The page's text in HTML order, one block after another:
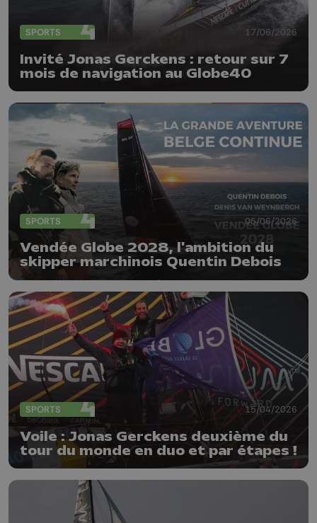
SPORTS 17/06/2026
Invité Jonas Gerckens : retour sur 7
mois de navigation au Globe40
SPORTS 05/06/2026
Vendée Globe 2028, l'ambition du
skipper marchinois Quentin Debois
SPORTS 15/04/2026
Voile : Jonas Gerckens deuxième du
tour du monde en duo et par étapes !